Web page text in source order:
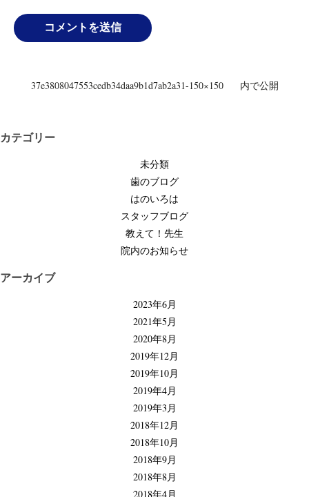
ビ
37e3808047553cedb34daa9b1d7ab2a31-150×150 内で公開
カテゴリー
未分類
歯のブログ
はのいろは
スタッフブログ
教えて！先生
院内のお知らせ
アーカイブ
2023年6月
2021年5月
2020年8月
2019年12月
2019年10月
2019年4月
2019年3月
2018年12月
2018年10月
2018年9月
2018年8月
2018年4月